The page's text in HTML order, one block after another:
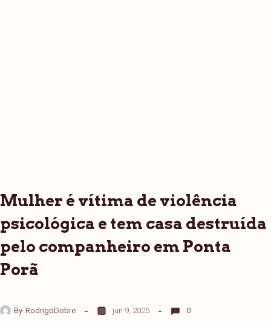
Mulher é vítima de violência
psicológica e tem casa destruída
pelo companheiro em Ponta
Porã
By RodrigoDobre jun 9, 2025 0